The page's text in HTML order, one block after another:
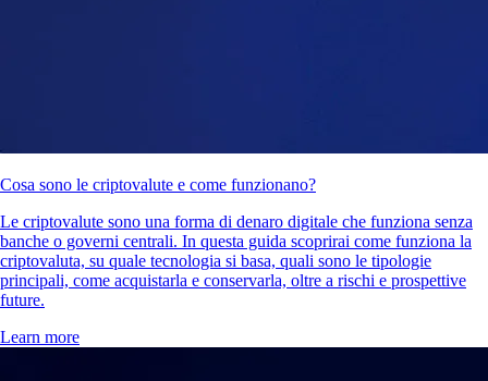
Cosa sono le criptovalute e come funzionano?
Le criptovalute sono una forma di denaro digitale che funziona senza
banche o governi centrali. In questa guida scoprirai come funziona la
criptovaluta, su quale tecnologia si basa, quali sono le tipologie
principali, come acquistarla e conservarla, oltre a rischi e prospettive
future.
Learn more